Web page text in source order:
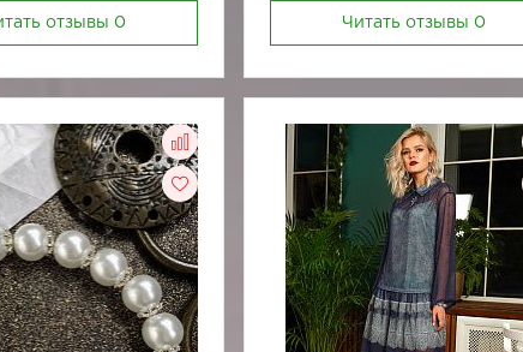
отзывы 0 Читать отзывы 0